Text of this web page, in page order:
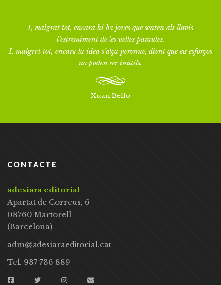
I, malgrat tot, encara hi ha joves que senten als llavis
l’estremiment de les velles paraules.
I, malgrat tot, encara la idea s’alça perenne, dient que els esforços
no poden ser inútils.
Xuan Bello
CONTACTE
adesiara editorial
Apartat de Correus, 6
08760 Martorell
(Barcelona)
adm@adesiaraeditorial.cat
Tel. 937 736 889